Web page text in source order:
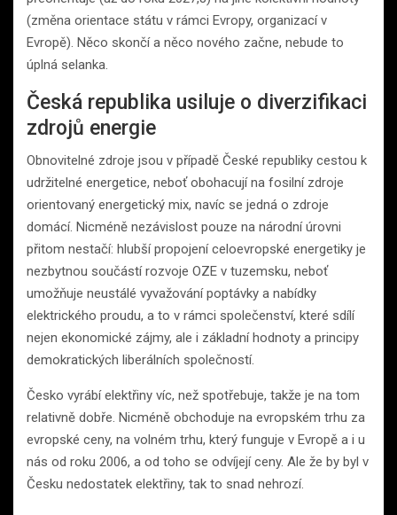
(změna orientace státu v rámci Evropy, organizací v
Evropě). Něco skončí a něco nového začne, nebude to
úplná selanka.
Česká republika usiluje o diverzifikaci
zdrojů energie
Obnovitelné zdroje jsou v případě České republiky cestou k
udržitelné energetice, neboť obohacují na fosilní zdroje
orientovaný energetický mix, navíc se jedná o zdroje
domácí. Nicméně nezávislost pouze na národní úrovni
přitom nestačí: hlubší propojení celoevropské energetiky je
nezbytnou součástí rozvoje OZE v tuzemsku, neboť
umožňuje neustálé vyvažování poptávky a nabídky
elektrického proudu, a to v rámci společenství, které sdílí
nejen ekonomické zájmy, ale i základní hodnoty a principy
demokratických liberálních společností.
Česko vyrábí elektřiny víc, než spotřebuje, takže je na tom
relativně dobře. Nicméně obchoduje na evropském trhu za
evropské ceny, na volném trhu, který funguje v Evropě a i u
nás od roku 2006, a od toho se odvíjejí ceny. Ale že by byl v
Česku nedostatek elektřiny, tak to snad nehrozí.